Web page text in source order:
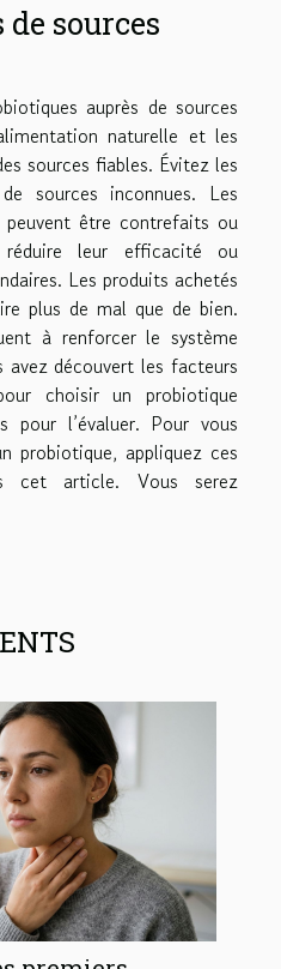
sources
auprès de sources
naturelle et les
sources fiables. Évitez les
sources inconnues. Les
être contrefaits ou
leur efficacité ou
Les produits achetés
plus de mal que de bien.
à renforcer le système
découvert les facteurs
choisir un probiotique
l’évaluer. Pour vous
probiotique, appliquez ces
cet article. Vous serez